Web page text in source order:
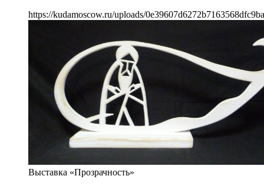
https://kudamoscow.ru/uploads/
Выставка «Прозрачность»